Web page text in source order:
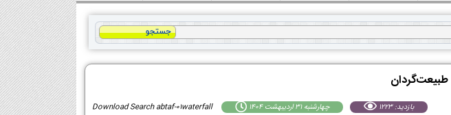
طبیعت‌گردان
Download Search abtaf-01waterfall چهارشنبه 31 ارديبهشت 1404 بازدید: 1223